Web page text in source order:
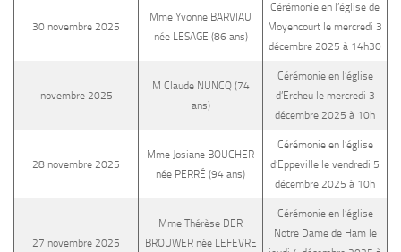
30 novembre 2025
Mme Yvonne BARVIAU
née LESAGE (86 ans)
Cérémonie en l’église de
Moyencourt le mercredi 3
décembre 2025 à 14h30
novembre 2025
M Claude NUNCQ (74
ans)
Cérémonie en l’église
d’Ercheu le mercredi 3
décembre 2025 à 10h
28 novembre 2025
Mme Josiane BOUCHER
née PERRÉ (94 ans)
Cérémonie en l’église
d’Eppeville le vendredi 5
décembre 2025 à 10h
27 novembre 2025
Mme Thérèse DER
BROUWER née LEFEVRE
Cérémonie en l’église
Notre Dame de Ham le